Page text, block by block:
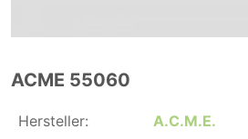
ACME 55060
Hersteller:
A.C.M.E.